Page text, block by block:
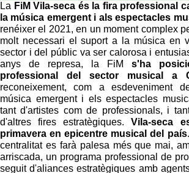
La FiM Vila-seca és la fira professional
la música emergent i als espectacles
renéixer el 2021, en un moment complex
molt necessari el suport a la música en
sector i del públic va ser calorosa i
anys de represa, la FiM s'ha
professional del sector musical a
reconeixement, com a esdeveniment
música emergent i els espectacles
tant d'artistes com de professionals, i
d'altres fires estratègiques.Vila-seca
primavera en epicentre musical del país
centralitat es farà palesa més que mai,
arriscada, un programa professional de
seguit d'aliances estratègiques amb